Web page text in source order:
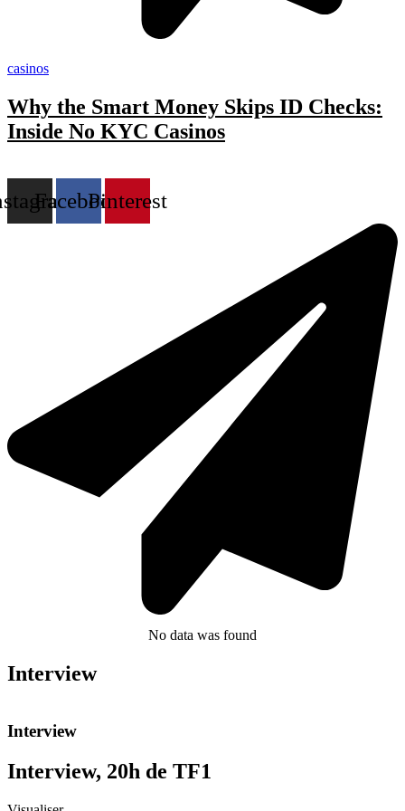
casinos
Why the Smart Money Skips ID Checks:
Inside No KYC Casinos
FacebookPinterest
No data was found
Interview
Interview
Interview, 20h de TF1